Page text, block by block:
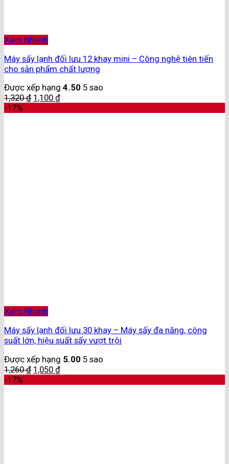
Xem Nhanh
Máy sấy lạnh đối lưu 12 khay mini – Công nghệ tiên tiến
cho sản phẩm chất lượng
Được xếp hạng 4.50 5 sao
1,320₫ 1,100 ₫
-17%
Xem Nhanh
Máy sấy lạnh đối lưu 30 khay – Máy sấy đa năng, công
suất lớn, hiệu suất sấy vượt trội
Được xếp hạng 5.00 5 sao
1,260₫ 1,050 ₫
-17%